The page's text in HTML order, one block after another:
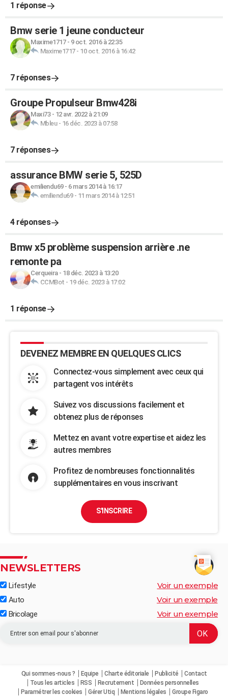
1 réponse
Bmw serie 1 jeune conducteur
Maxime1717- 9 oct. 2016 à 22:35
Maxime1717- 10 oct. 2016 à 16:42
7 réponses
Groupe Propulseur Bmw428i
Maxi73- 12 avr. 2022 à 21:09
Mbleu- 16 déc. 2023 à 07:58
7 réponses
assurance BMW serie 5, 525D
emiliendu69- 6 mars 2014 à 16:17
emiliendu69- 11 mars 2014 à 12:51
4 réponses
Bmw x5 problème suspension arrière .ne
remonte pa
Cerqueira- 18 déc. 2023 à 13:20
CCMBot - 19 déc. 2023 à 17:02
1 réponse
DEVENEZ MEMBRE EN QUELQUES CLICS
Connectez-vous simplement avec ceux qui
partagent vos intérêts
Suivez vos discussions facilement et
obtenez plus de réponses
Mettez en avant votre expertise et aidez les
autres membres
Profitez de nombreuses fonctionnalités
supplémentaires en vous inscrivant
S'INSCRIRE
NEWSLETTERS
Lifestyle Voir un exemple
Auto Voir un exemple
Bricolage Voir un exemple
Qui sommes-nous ? Equipe Charte éditoriale Publicité
Contact
Tous les articles
RSS Recrutement
Données personnelles
Paramétrer les cookies
Gérer Utiq Mentions légales Groupe Figaro